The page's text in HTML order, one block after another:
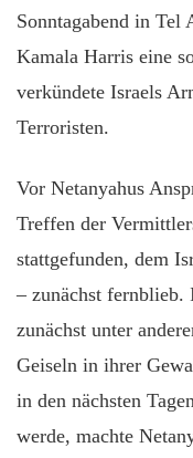
Sonntagabend in Tel
Kamala Harris eine
verkündete Israels
Terroristen.
Vor Netanyahus
Treffen der
stattgefunden, dem
– zunächst fernblieb.
zunächst unter
Geiseln in ihrer
in den nächsten
werde, machte